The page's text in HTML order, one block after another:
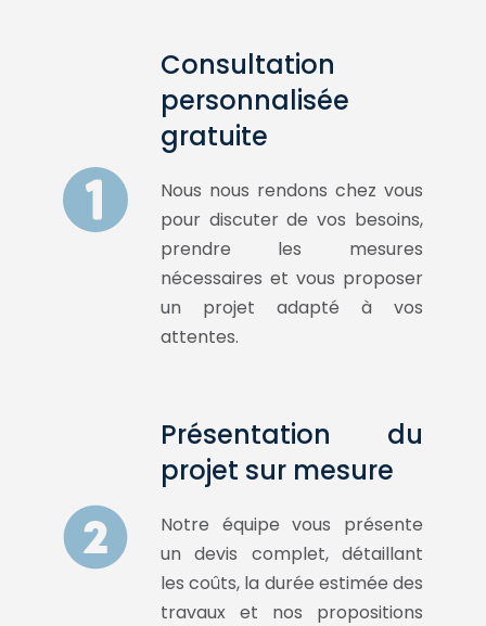
Consultation
personnalisée
gratuite
Nous nous rendons chez vous
pour discuter de vos besoins,
prendre les mesures
nécessaires et vous proposer
un projet adapté à vos
attentes.
Présentation du
projet sur mesure
Notre équipe vous présente
un devis complet, détaillant
les coûts, la durée estimée des
travaux et nos propositions